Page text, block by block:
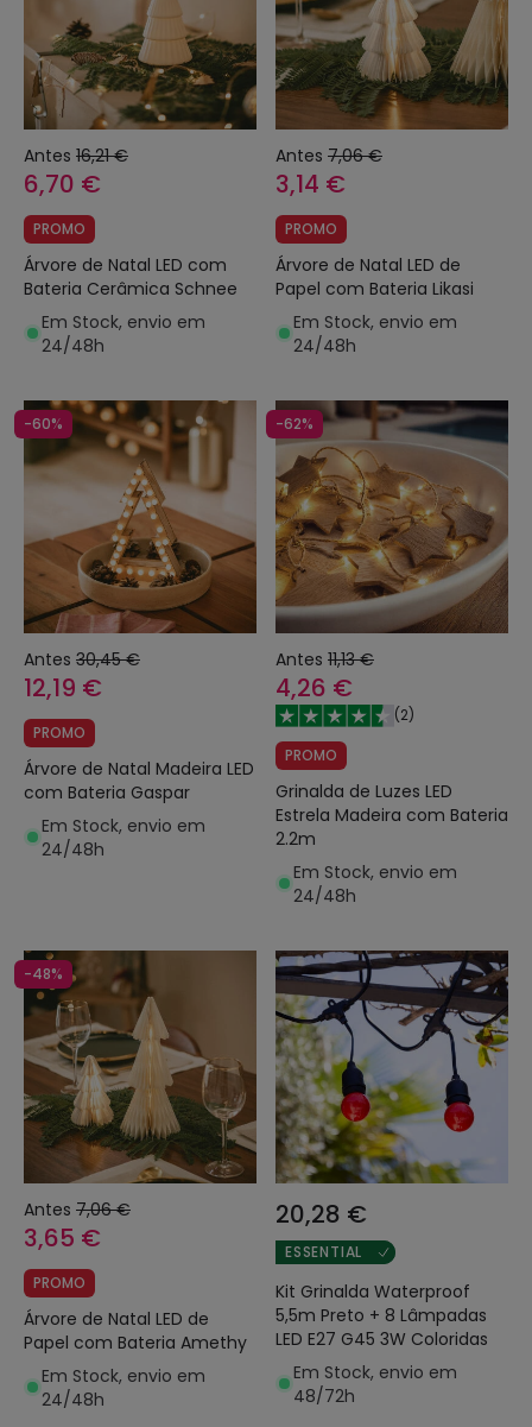
Antes 16,21 €
6,70 €
PROMO
Árvore de Natal LED com
Bateria Cerâmica Schnee
Em Stock, envio em
24/48h
Antes 7,06 €
3,14 €
PROMO
Árvore de Natal LED de
Papel com Bateria Likasi
Em Stock, envio em
24/48h
-60%
Antes 30,45 €
12,19 €
PROMO
Árvore de Natal Madeira LED
com Bateria Gaspar
Em Stock, envio em
24/48h
-62%
Antes 11,13 €
4,26 €
(2)
PROMO
Grinalda de Luzes LED
Estrela Madeira com Bateria
2.2m
Em Stock, envio em
24/48h
-48%
Antes 7,06 €
3,65 €
PROMO
Árvore de Natal LED de
Papel com Bateria Amethy
Em Stock, envio em
24/48h
20,28 €
ESSENTIAL
Kit Grinalda Waterproof
5,5m Preto + 8 Lâmpadas
LED E27 G45 3W Coloridas
Em Stock, envio em
48/72h